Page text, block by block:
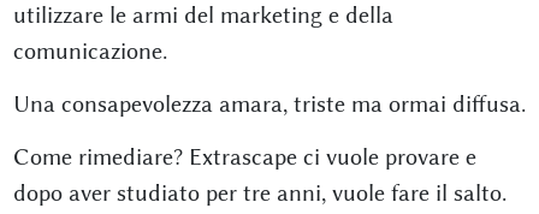
utilizzare le armi del marketing e della
comunicazione.
Una consapevolezza amara, triste ma ormai diffusa.
Come rimediare? Extrascape ci vuole provare e
dopo aver studiato per tre anni, vuole fare il salto.